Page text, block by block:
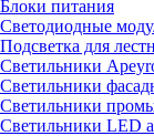
Блоки питания
Светодиодные
Подсветка для
Светильники
Светильники
Светильники
Светильники LED